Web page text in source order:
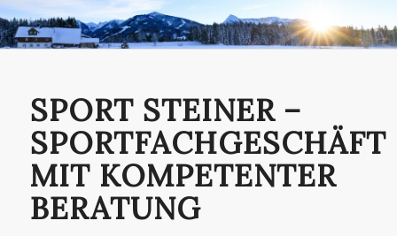
SPORT STEINER –
SPORTFACHGESCHÄFT
MIT KOMPETENTER
BERATUNG